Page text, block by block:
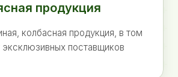
продукция
колбасная продукция, в том
эксклюзивных поставщиков